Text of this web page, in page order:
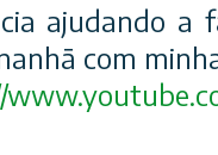
ajudando a
com